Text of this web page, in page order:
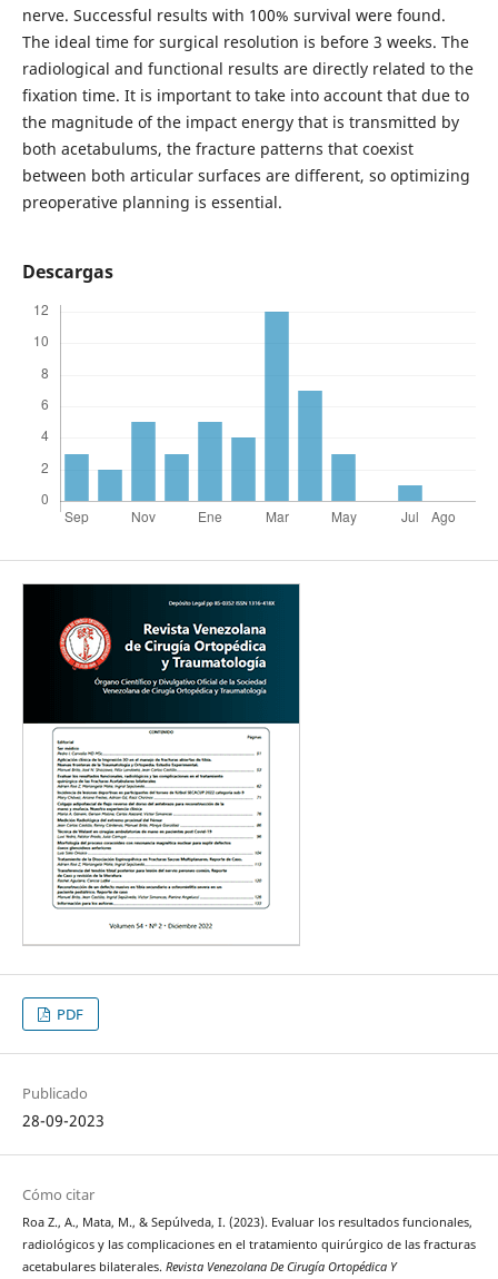
nerve. Successful results with 100% survival were found.
The ideal time for surgical resolution is before 3 weeks. The
radiological and functional results are directly related to the
fixation time. It is important to take into account that due to
the magnitude of the impact energy that is transmitted by
both acetabulums, the fracture patterns that coexist
between both articular surfaces are different, so optimizing
preoperative planning is essential.
Descargas
PDF
Publicado
28-09-2023
Cómo citar
Roa Z., A., Mata, M., & Sepúlveda, I. (2023). Evaluar los resultados funcionales,
radiológicos y las complicaciones en el tratamiento quirúrgico de las fracturas
acetabulares bilaterales. Revista Venezolana De Cirugía Ortopédica Y